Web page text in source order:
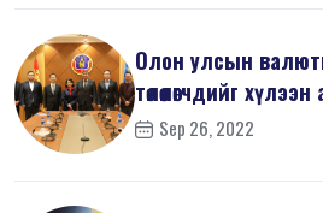
Олон улсын
төлөөлөгчдийг
Sep 26, 2022